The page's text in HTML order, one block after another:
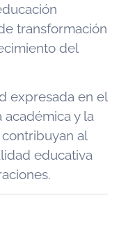
transformación
del
expresada en el
y la
al
educativa